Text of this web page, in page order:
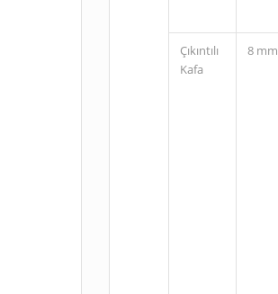
Çıkıntılı
Kafa
8 mm